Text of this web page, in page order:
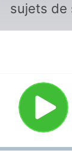
sujets de
perso et
débats,
qui nous
évoluer
fait rire,
se sentir